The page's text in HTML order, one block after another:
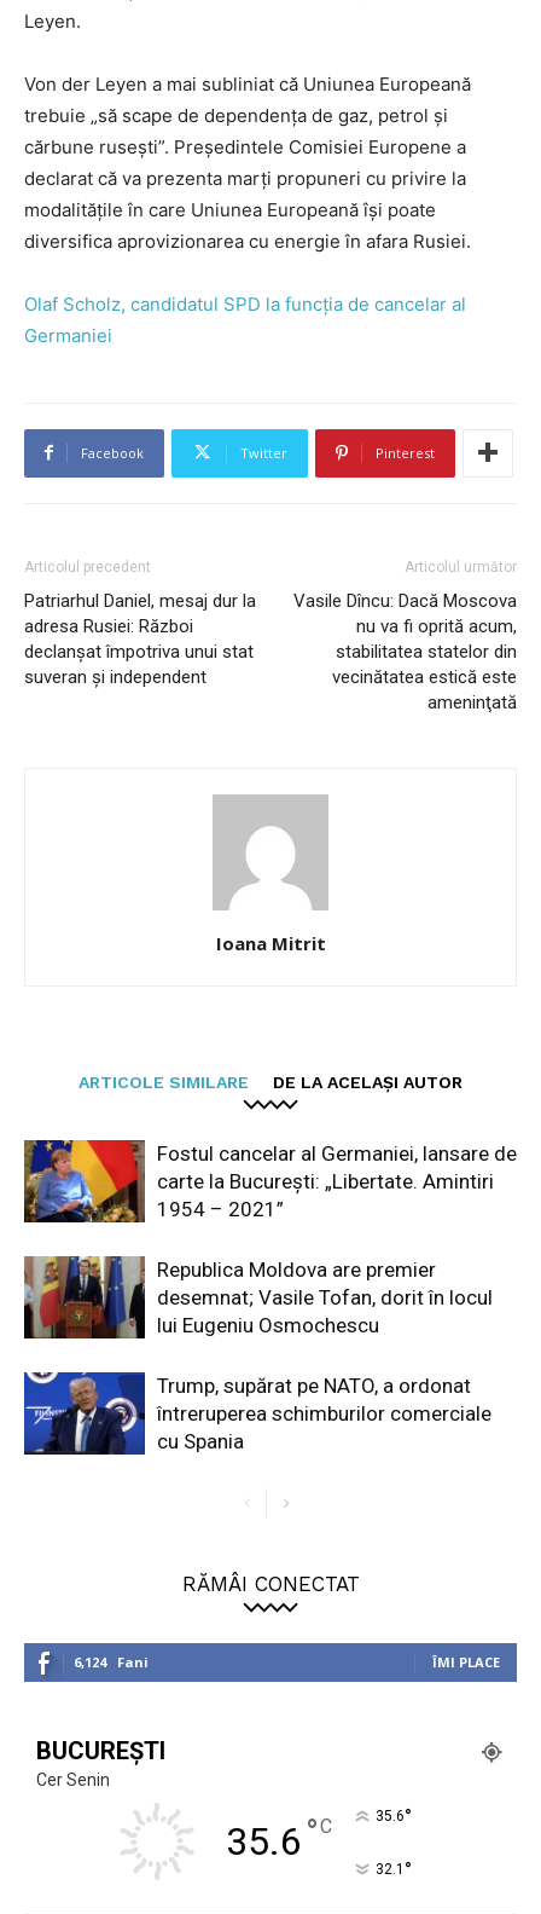
Leyen.
Von der Leyen a mai subliniat că Uniunea Europeană
trebuie „să scape de dependența de gaz, petrol și
cărbune rusești”. Președintele Comisiei Europene a
declarat că va prezenta marți propuneri cu privire la
modalitățile în care Uniunea Europeană își poate
diversifica aprovizionarea cu energie în afara Rusiei.
Olaf Scholz, candidatul SPD la funcția de cancelar al
Germaniei
Facebook Twitter Pinterest
Articolul precedent
Patriarhul Daniel, mesaj dur la
adresa Rusiei: Război
declanșat împotriva unui stat
suveran şi independent
Articolul următor
Vasile Dîncu: Dacă Moscova
nu va fi oprită acum,
stabilitatea statelor din
vecinătatea estică este
ameninţată
Ioana Mitrit
ARTICOLE SIMILARE DE LA ACELAȘI AUTOR
Fostul cancelar al Germaniei, lansare de
carte la București: „Libertate. Amintiri
1954 – 2021”
Republica Moldova are premier
desemnat; Vasile Tofan, dorit în locul
lui Eugeniu Osmochescu
Trump, supărat pe NATO, a ordonat
întreruperea schimburilor comerciale
cu Spania
RĂMÂI CONECTAT
6,124 Fani ÎMI PLACE
BUCUREȘTI
Cer Senin
35.6 °C 35.6°
32.1 °